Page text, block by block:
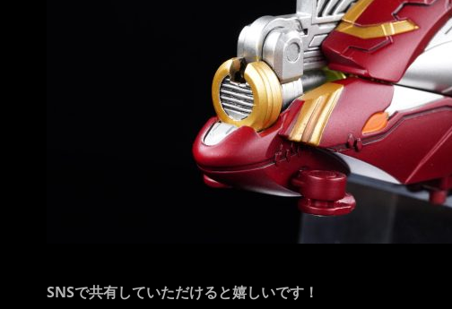
SNSで共有していただけると嬉しいです！